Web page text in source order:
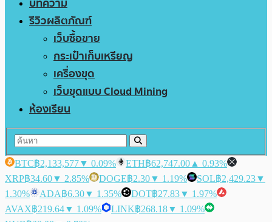
รีวิวผลิตภัณฑ์
เว็บซื้อขาย
กระเป๋าเก็บเหรียญ
เครื่องขุด
เว็บขุดแบบ Cloud Mining
ห้องเรียน
BTC฿2,133,577▼ 0.09% ETH฿62,747.00 ▲ 0.93%
XRP฿34.60▼ 2.85% DOGE฿2.30▼ 1.19% SOL฿2,429.23▼
1.30%
ADA฿6.30▼ 1.35% DOT฿27.83▼ 1.97%
AVAX฿219.64▼ 1.09% LINK฿268.18▼ 1.09%